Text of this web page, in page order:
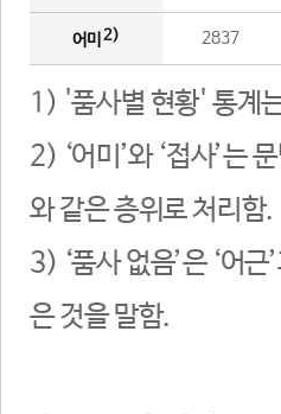
어미 2) 2837
1) '품사별 현황' 통계
2) ‘어미’와 ‘접사’는
와 같은 층위로 처리함.
3) ‘품사 없음’은 ‘어
은 것을 말함.